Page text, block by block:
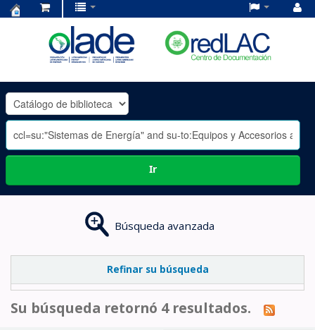
OLADE
-
Ir
Búsqueda avanzada
Refinar su búsqueda
Su búsqueda retornó 4 resultados.